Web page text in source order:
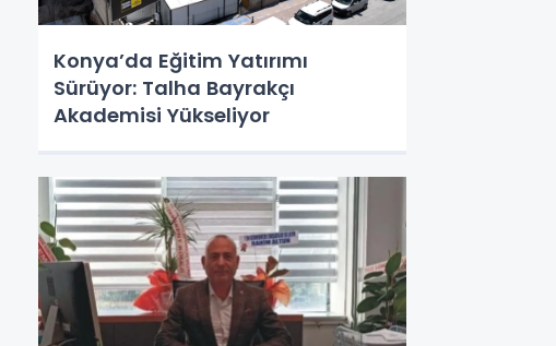
Konya’da Eğitim Yatırımı
Sürüyor: Talha Bayrakçı
Akademisi Yükseliyor